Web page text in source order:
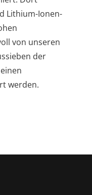
Lithium-Ionen-
von unseren
der
werden.